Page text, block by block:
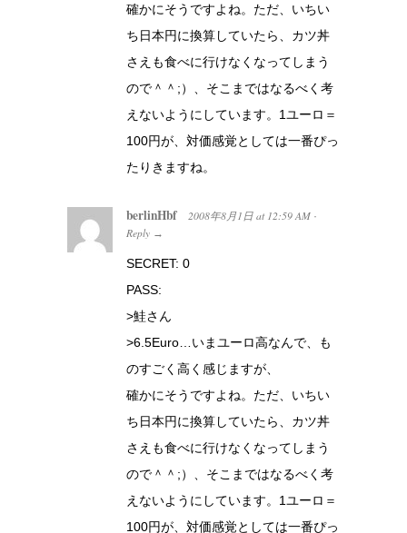
確かにそうですよね。ただ、いちい
ち日本円に換算していたら、カツ丼
さえも食べに行けなくなってしまう
ので＾＾;）、そこまではなるべく考
えないようにしています。1ユーロ＝
100円が、対価感覚としては一番ぴっ
たりきますね。
berlinHbf 2008年8月1日 at 12:59 AM ·
Reply →
SECRET: 0
PASS:
>鮭さん
>6.5Euro…いまユーロ高なんで、も
のすごく高く感じますが、
確かにそうですよね。ただ、いちい
ち日本円に換算していたら、カツ丼
さえも食べに行けなくなってしまう
ので＾＾;）、そこまではなるべく考
えないようにしています。1ユーロ＝
100円が、対価感覚としては一番ぴっ